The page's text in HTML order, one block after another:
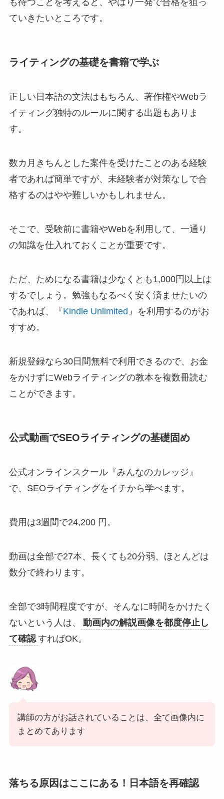
ていきたいところです。
ライティングの基礎を書籍で学ぶ
正しい日本語の文法はもちろん、著作権やWebラ
イティング独特のルールに関する出題もありま
す。
数カ月きちんとした案件を受けたことのある経験
者であれば簡単ですが、未経験者が対策なしで合
格するのはやや難しいかもしれません。
そこで、受験前に書籍やWebを利用して、一通り
の知識を仕入れておくことが重要です。
ただ、ためになる書籍は少なくとも1,000円以上は
するでしょう。勉強もなるべく安く済ませたいの
であれば、『Kindle Unlimited 』を利用するのがお
すすめ。
新規登録なら30日間無料で利用できるので、お金
をかけずにWebライティングの教本を複数冊読む
ことができます。
公式動画でSEOライティングの基礎固め
公式オンラインスクール『みんなのカレッジ』
で、SEOライティングをイチから学べます。
費用は3週間で24,200 円。
動画は全部で27本、長くても20分弱、ほとんどは
数分で終わります。
全部で3時間程度ですが、そんなに時間をかけたく
ないという人は、
動画内の解説画像を都度停止し
て確認 すればOK。
講師の方がお話されていることは、全て画像内に
まとめてあります
落ちる原因はここにある！日本語を再確認